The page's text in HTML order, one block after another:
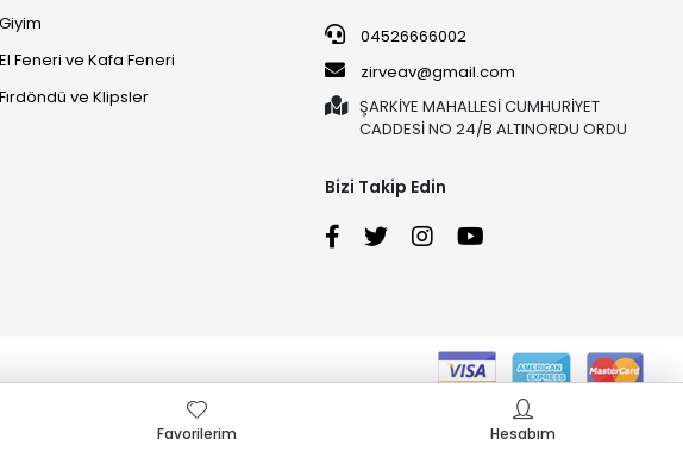
Giyim
El Feneri ve Kafa Feneri
Fırdöndü ve Klipsler
04526666002
zirveav@gmail.com
ŞARKİYE MAHALLESİ CUMHURİYET
CADDESİ NO 24/B ALTINORDU ORDU
Bizi Takip Edin
Favorilerim
Hesabım